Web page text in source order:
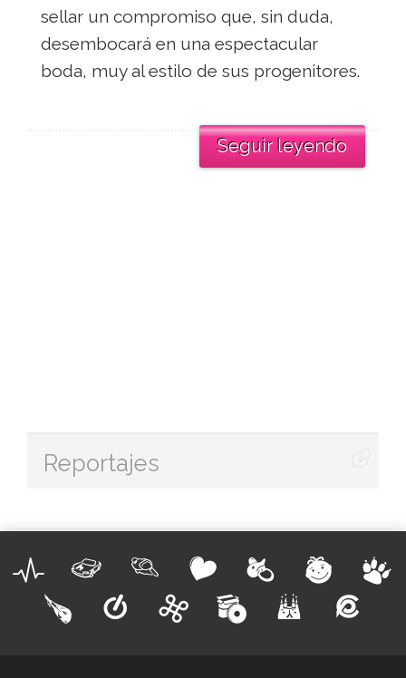
sellar un compromiso que, sin duda,
desembocará en una espectacular
boda, muy al estilo de sus progenitores.
Seguir leyendo
Reportajes